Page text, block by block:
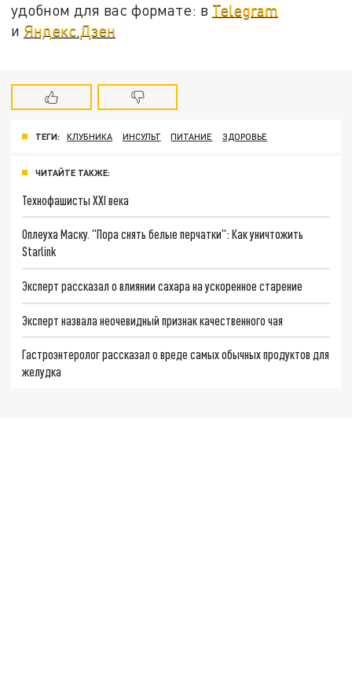
удобном для вас формате: в Telegram
и Яндекс.Дзен
ТЕГИ: КЛУБНИКА ИНСУЛЬТ ПИТАНИЕ ЗДОРОВЬЕ
ЧИТАЙТЕ ТАКЖЕ:
Технофашисты XXI века
Оплеуха Маску. "Пора снять белые перчатки": Как уничтожить
Starlink
Эксперт рассказал о влиянии сахара на ускоренное старение
Эксперт назвала неочевидный признак качественного чая
Гастроэнтеролог рассказал о вреде самых обычных продуктов для
желудка